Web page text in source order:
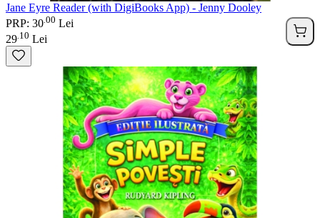
Jane Eyre Reader (with DigiBooks App) - Jenny Dooley
PRP: 30 00 Lei
29 10 Lei